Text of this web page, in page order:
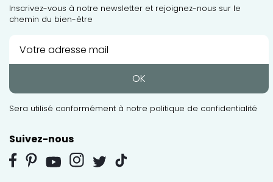
Inscrivez-vous à notre newsletter et rejoignez-nous sur le
chemin du bien-être
OK
Sera utilisé conformément à notre politique de confidentialité
Suivez-nous